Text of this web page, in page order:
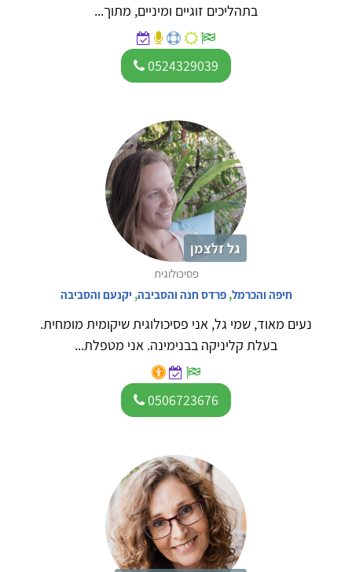
בתהליכים זוגיים ומיניים, מתוך...
0524329039
גל זלצמן
פסיכולוגית
חיפה והכרמל,פרדס חנה והסביבה, יקנעם והסביבה
נעים מאוד, שמי גל, אני פסיכולוגית שיקומית מומחית.
בעלת קליניקה בבנימינה. אני מטפלת...
0506723676